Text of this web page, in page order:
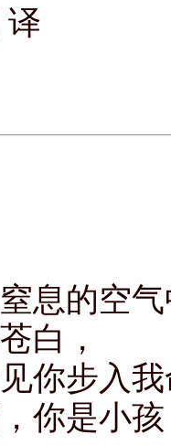
息的空
白，
你步入
你是小孩